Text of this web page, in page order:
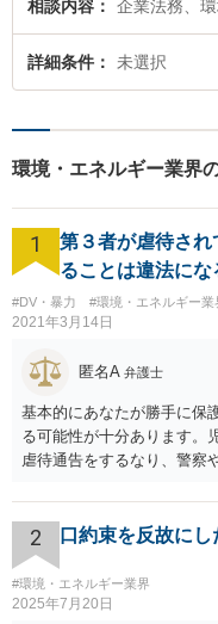
相談内容 企業法務、
詳細条件 未選択
環境・エネルギー業界
1
第３者が虐待さ
ることは違法にな
#DV・暴力 #環境・エネルギー業
2021年3月14日
匿名A 弁護士
基本的にあなたが勝手に保
る可能性が十分あります。
虐待通告をするなり、警察
談所の関与を望んでいない
すが、少なくともあなた
は避けた方が良いかと存じ
た場合であっても、必ずし
ます。児童相談所に通告す
2 口約束を反故に
#環境・エネルギー業界
2025年7月20日